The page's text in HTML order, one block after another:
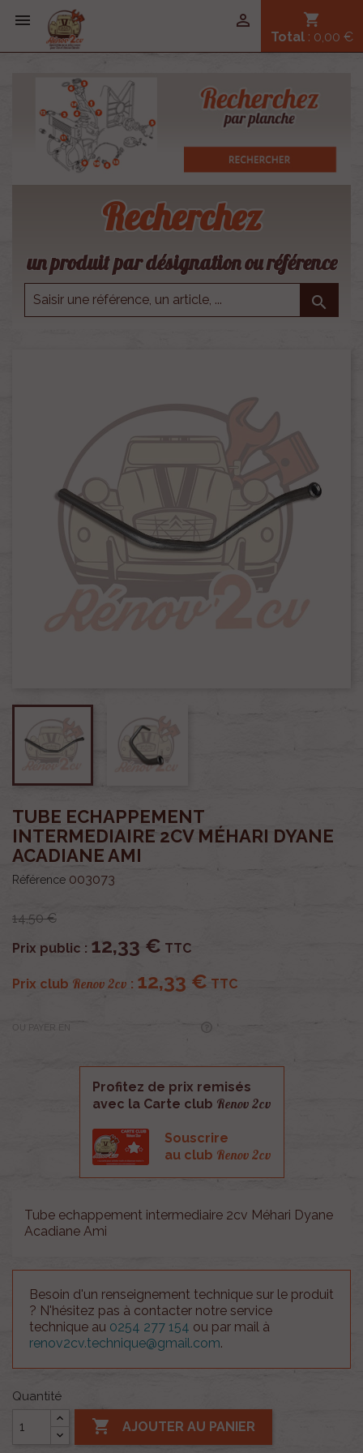
 shopping_cart
Total : 0,00 €

Recherchez
un produit par désignation ou référence

TUBE ECHAPPEMENT
INTERMEDIAIRE 2CV MÉHARI DYANE
ACADIANE AMI
Référence 003073
14,50 €
Prix public : 12,33 € TTC
Prix club Renov 2cv : 12,33 € TTC
Profitez de prix remisés
avec la Carte club Renov 2cv
Souscrire
au club Renov 2cv
Tube echappement intermediaire 2cv Méhari Dyane
Acadiane Ami
Besoin d'un renseignement technique sur le produit
? N'hésitez pas à contacter notre service
technique au 0254 277 154 ou par mail à
renov2cv.technique@gmail.com.
Quantité
 AJOUTER AU PANIER